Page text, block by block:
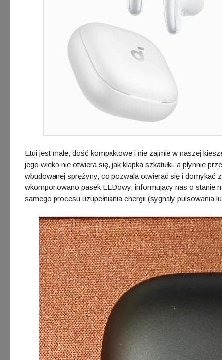
Etui jest małe, dość kompaktowe i nie zajmie w naszej
jego wieko nie otwiera się, jak klapka szkatułki, a płynnie
wbudowanej sprężyny, co pozwala otwierać się i domykać
wkomponowano pasek LEDowy, informujący nas o stanie
samego procesu uzupełniania energii (sygnały pulsowania